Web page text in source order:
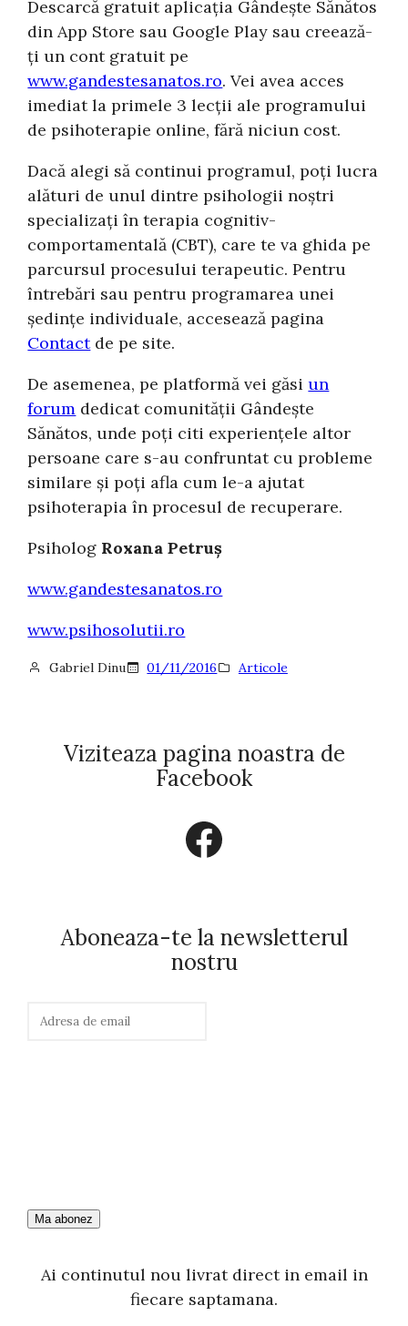
Descarcă gratuit aplicația Gândește Sănătos
din App Store sau Google Play sau creează-
ți un cont gratuit pe
www.gandestesanatos.ro. Vei avea acces
imediat la primele 3 lecții ale programului
de psihoterapie online, fără niciun cost.
Dacă alegi să continui programul, poți lucra
alături de unul dintre psihologii noștri
specializați în terapia cognitiv-
comportamentală (CBT), care te va ghida pe
parcursul procesului terapeutic. Pentru
întrebări sau pentru programarea unei
ședințe individuale, accesează pagina
Contactde pe site.
De asemenea, pe platformă vei găsiun
forum dedicat comunității Gândește
Sănătos, unde poți citi experiențele altor
persoane care s-au confruntat cu probleme
similare și poți afla cum le-a ajutat
psihoterapia în procesul de recuperare.
Psiholog Roxana Petruș
www.gandestesanatos.ro
www.psihosolutii.ro
Gabriel Dinu 01/11/2016 Articole
Viziteaza pagina noastra de
Facebook
Facebook
Aboneaza-te la newsletterul
nostru
Ai continutul nou livrat direct in email in
fiecare saptamana.